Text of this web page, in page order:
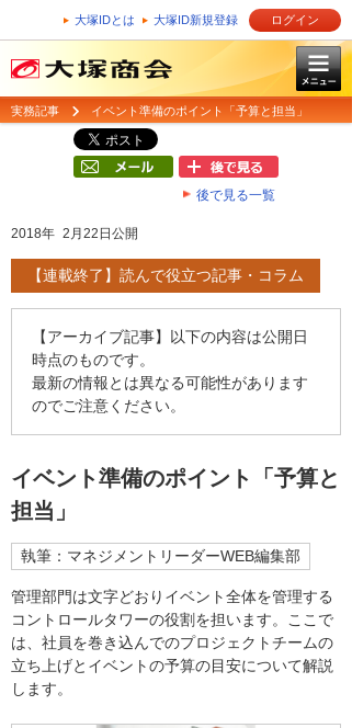
大塚IDとは 大塚ID新規登録 ログイン
実務記事 イベント準備のポイント「予算と担当」
後で見る一覧
2018年 2月22日公開
【連載終了】読んで役立つ記事・コラム
【アーカイブ記事】以下の内容は公開日
時点のものです。
最新の情報とは異なる可能性があります
のでご注意ください。
イベント準備のポイント「予算と
担当」
執筆：マネジメントリーダーWEB編集部
管理部門は文字どおりイベント全体を管理する
コントロールタワーの役割を担います。ここで
は、社員を巻き込んでのプロジェクトチームの
立ち上げとイベントの予算の目安について解説
します。